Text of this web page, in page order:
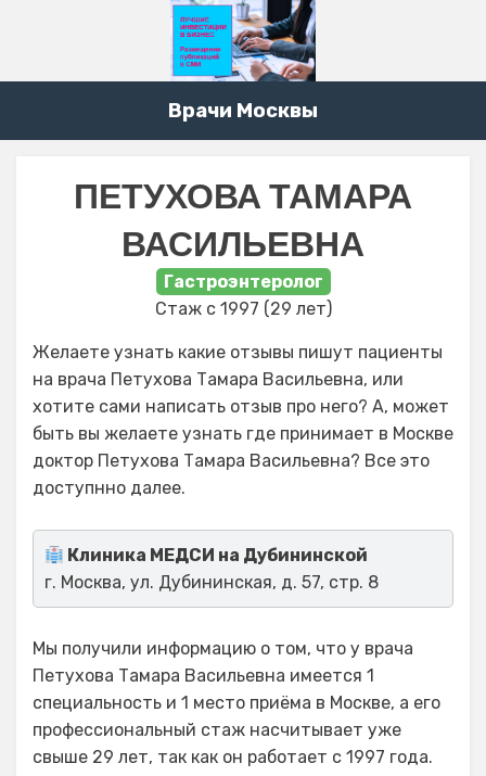
Врачи Москвы
ПЕТУХОВА ТАМАРА
ВАСИЛЬЕВНА
Гастроэнтеролог
Стаж с 1997 (29 лет)
Желаете узнать какие отзывы пишут пациенты
на врача Петухова Тамара Васильевна, или
хотите сами написать отзыв про него? А, может
быть вы желаете узнать где принимает в Москве
доктор Петухова Тамара Васильевна? Все это
доступнно далее.
Клиника МЕДСИ на Дубининской
г. Москва, ул. Дубининская, д. 57, стр. 8
Мы получили информацию о том, что у врача
Петухова Тамара Васильевна имеется 1
специальность и 1 место приёма в Москве, а его
профессиональный стаж насчитывает уже
свыше 29 лет, так как он работает с 1997 года.